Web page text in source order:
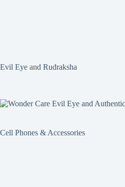
Evil Eye and Rudraksha
Cell Phones & Accessories